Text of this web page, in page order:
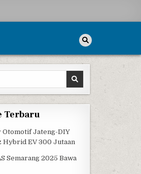
Terbaru
Otomotif Jateng-DIY
Hybrid EV 300 Jutaan
Semarang 2025 Bawa